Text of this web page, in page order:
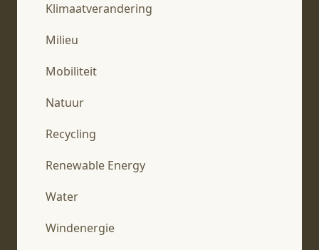
Klimaatverandering
Milieu
Mobiliteit
Natuur
Recycling
Renewable Energy
Water
Windenergie